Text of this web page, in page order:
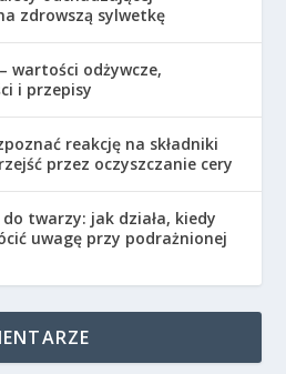
zdrowszą sylwetkę
wartości odżywcze,
i przepisy
reakcję na składniki
przez oczyszczanie cery
twarzy: jak działa, kiedy
uwagę przy podrażnionej